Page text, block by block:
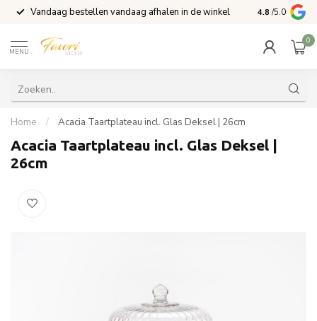
Vandaag bestellen vandaag afhalen in de winkel Voor 15:00
4.8 /5.0
MENU
0
Home / Acacia Taartplateau incl. Glas Deksel | 26cm
Acacia Taartplateau incl. Glas Deksel |
26cm